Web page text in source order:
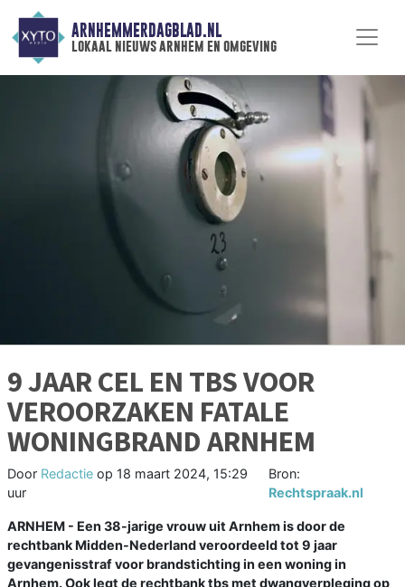
ARNHEMMERDAGBLAD.NL
lokaal nieuws arnhem en omgeving
9 JAAR CEL EN TBS VOOR
VEROORZAKEN FATALE
WONINGBRAND ARNHEM
Door Redactie op 18 maart 2024, 15:29
uur
Bron:
Rechtspraak.nl
ARNHEM - Een 38-jarige vrouw uit Arnhem is door de
rechtbank Midden-Nederland veroordeeld tot 9 jaar
gevangenisstraf voor brandstichting in een woning in
Arnhem. Ook legt de rechtbank tbs met dwangverpleging op